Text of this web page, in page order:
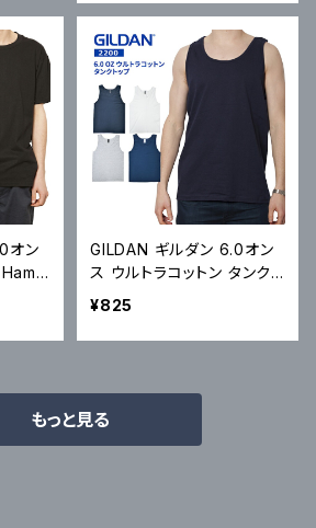
オン
ャツ
GILDAN ギルダン 6.0オン
ス ウルトラコットン タンクト
ップ Tank Top ノースリー
S-XL 2200 メール便対応
¥825
もっと見る